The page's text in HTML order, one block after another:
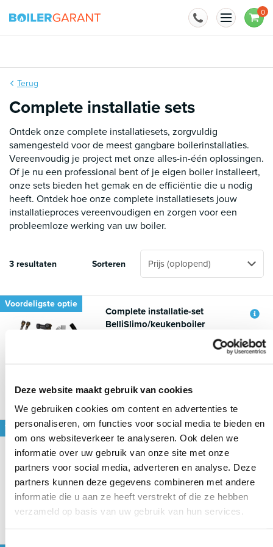
Deze website maakt gebruik van cookies
We gebruiken cookies om content en advertenties te
personaliseren, om functies voor social media te bieden en
om ons websiteverkeer te analyseren. Ook delen we
informatie over uw gebruik van onze site met onze
partners voor social media, adverteren en analyse. Deze
partners kunnen deze gegevens combineren met andere
informatie die u aan ze heeft verstrekt of die ze hebben
verzameld op basis van uw gebruik van hun services.
Toestemmingsselectie
0
BoilerGarant is officieel importeur van
Terug
Complete installatie sets
Ontdek onze complete installatiesets, zorgvuldig
samengesteld voor de meest gangbare boilerinstallaties.
Vereenvoudig je project met onze alles-in-één oplossingen.
Of je nu een professional bent of je eigen boiler installeert,
onze sets bieden het gemak en de efficiëntie die u nodig
heeft. Ontdek hoe onze complete installatiesets jouw
installatieproces vereenvoudigen en zorgen voor een
probleemloze werking van uw boiler.
3 resultaten Sorteren
Voordeligste optie
Complete installatie-set
BelliSlimo/keukenboiler
Voeg toe aan vergelijking
Op voorraad
Voordeligste optie
Complete installatie-set
horizontale boiler
Voeg toe aan vergelijking
60,00
Op voorraad
Voeg toe